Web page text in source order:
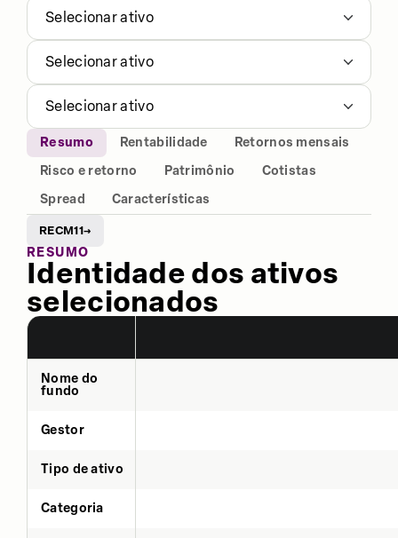
Selecionar ativo
Selecionar ativo
Selecionar ativo
Resumo Rentabilidade
Retornos mensais
Risco e retorno
Patrimônio
Cotistas
Spread
Características
RECM11→
RESUMO
Identidade dos ativos
selecionados
Nome do
fundo
Gestor
Tipo de ativo
Categoria